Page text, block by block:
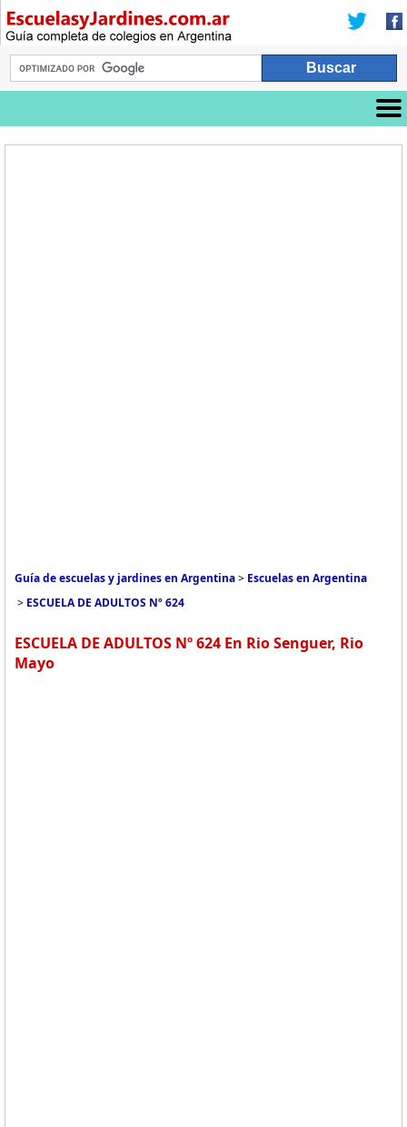
Guía de escuelas y jardines en Argentina> Escuelas en Argentina
> ESCUELA DE ADULTOS Nº 624
ESCUELA DE ADULTOS Nº 624 En Rio Senguer, Rio
Mayo